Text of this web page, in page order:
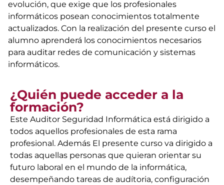
evolución, que exige que los profesionales
informáticos posean conocimientos totalmente
actualizados. Con la realización del presente curso el
alumno aprenderá los conocimientos necesarios
para auditar redes de comunicación y sistemas
informáticos.
¿Quién puede acceder a la
formación?
Este Auditor Seguridad Informática está dirigido a
todos aquellos profesionales de esta rama
profesional. Además El presente curso va dirigido a
todas aquellas personas que quieran orientar su
futuro laboral en el mundo de la informática,
desempeñando tareas de audítoria, configuración